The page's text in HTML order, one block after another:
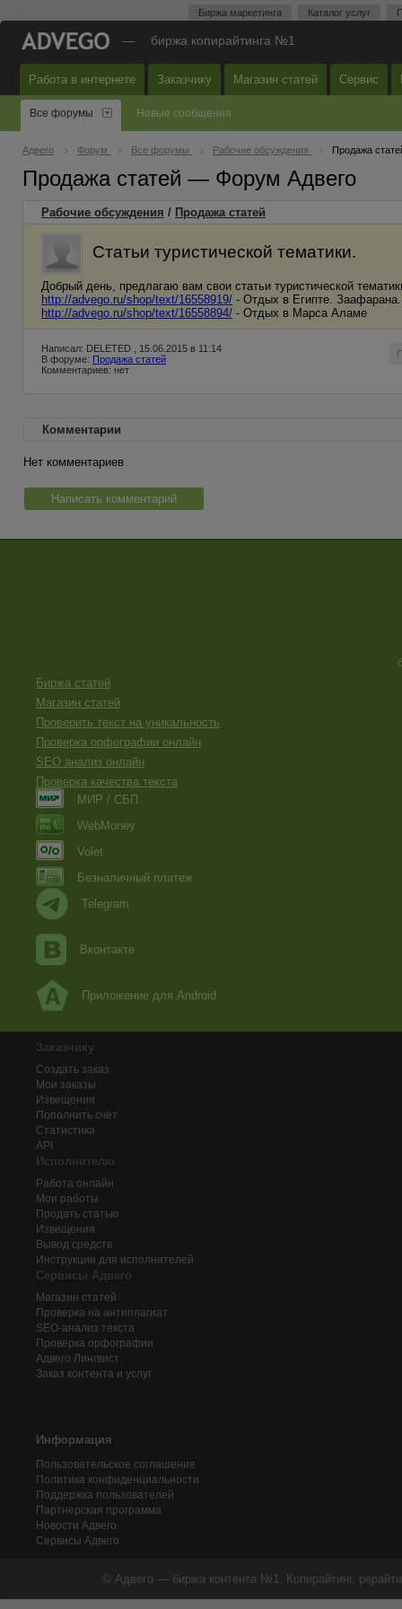
Биржа маркетинга Каталог услуг
— биржа копирайтинга №1
Работа в интернете Заказчику Магазин статей Сервис
Все форумы Новые сообщения
Адвего Форум Все форумы Рабочие обсуждения Продажа
Продажа статей — Форум Адвего
Рабочие обсуждения / Продажа статей
Статьи туристической тематики.
Добрый день, предлагаю вам свои статьи туристической
http://advego.ru/shop/text/16558919/ - Отдых в Египте. Заафарана.
http://advego.ru/shop/text/16558894/ - Отдых в Марса Аламе
Написал: DELETED , 15.06.2015 в 11:14
В форуме: Продажа статей
Комментариев: нет
Комментарии
Нет комментариев
Написать комментарий
Биржа статей
Магазин статей
Проверить текст на уникальность
Проверка орфографии онлайн
SEO анализ онлайн
Проверка качества текста
МИР / СБП
WebMoney
Volet
Безналичный платеж
Telegram
Вконтакте
Приложение для Android
Заказчику
Создать заказ
Мои заказы
Извещения
Пополнить счёт
Статистика
API
Исполнителю
Работа онлайн
Мои работы
Продать статью
Извещения
Вывод средств
Инструкции для исполнителей
Сервисы Адвего
Магазин статей
Проверка на антиплагиат
SEO-анализ текста
Проверка орфографии
Адвего Лингвист
Заказ контента и услуг
Информация
Пользовательское соглашение
Политика конфиденциальности
Поддержка пользователей
Партнерская программа
Новости Адвего
Сервисы Адвего
© Адвего — биржа контента №1. Копирайтинг,